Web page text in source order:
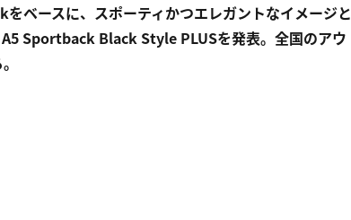
ベースに、スポーティかつエレガントなイメージと
Sportback Black Style PLUSを発表。全国のアウ